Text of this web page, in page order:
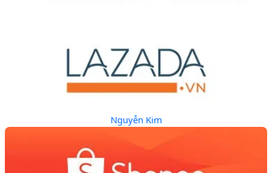
Nguyễn Kim